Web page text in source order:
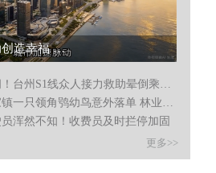
浙江温州：劳动创造幸福 向城市守护者致敬...
抓住黄金救援时间！台州S1线众人接力救助晕倒乘客，事后悄
杭州市淳安县姜家镇一只领角鸮幼鸟意外落单 林业部门妥善
浑然不知！收费员及时拦停加固
更多>>